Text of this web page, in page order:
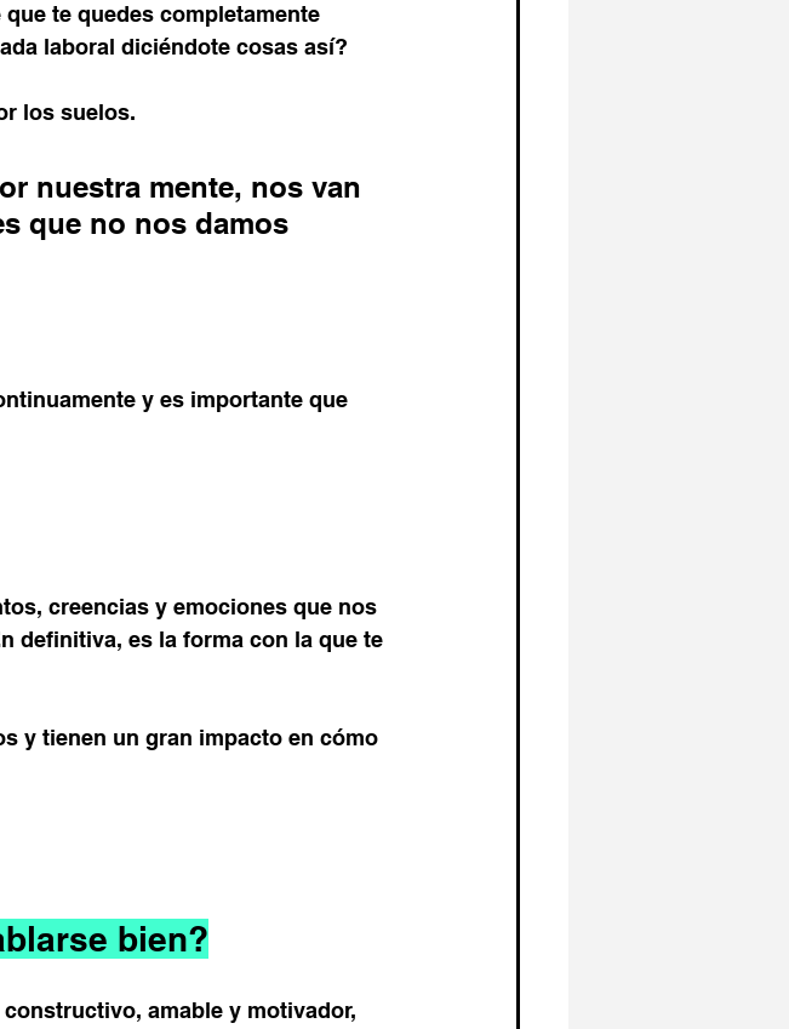
te quedes completamente
laboral diciéndote cosas así?
los suelos.
nuestra mente, nos van
que no nos damos
y es importante que
creencias y emociones que nos
definitiva, es la forma con la que te
y tienen un gran impacto en cómo
bien?
amable y motivador,